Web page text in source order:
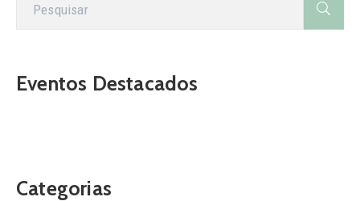
Eventos Destacados
Categorias